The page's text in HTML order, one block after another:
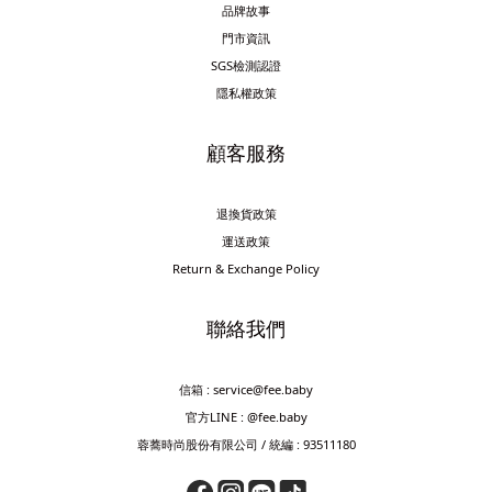
品牌故事
門市資訊
SGS檢測認證
隱私權政策
顧客服務
退換貨政策
運送政策
Return & Exchange Policy
聯絡我們
信箱 : service@fee.baby
官方LINE : @fee.baby
蓉蕎時尚股份有限公司 / 統編 : 93511180